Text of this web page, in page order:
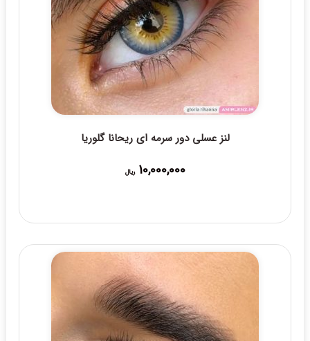
لنز عسلی دور سرمه ای ریحانا گلوریا
10,000,000 ریال